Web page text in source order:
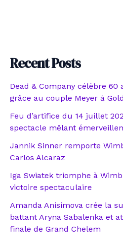
Recent Posts
Dead & Company célèbre
grâce au couple Meyer à
Feu d’artifice du 14 juillet
spectacle mêlant
Jannik Sinner remporte
Carlos Alcaraz
Iga Swiatek triomphe à
victoire spectaculaire
Amanda Anisimova crée la
battant Aryna Sabalenka et
finale de Grand Chelem